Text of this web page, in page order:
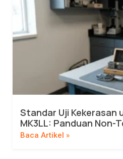
Standar Uji Kekerasan
MK3LL: Panduan Non-
Baca Artikel »